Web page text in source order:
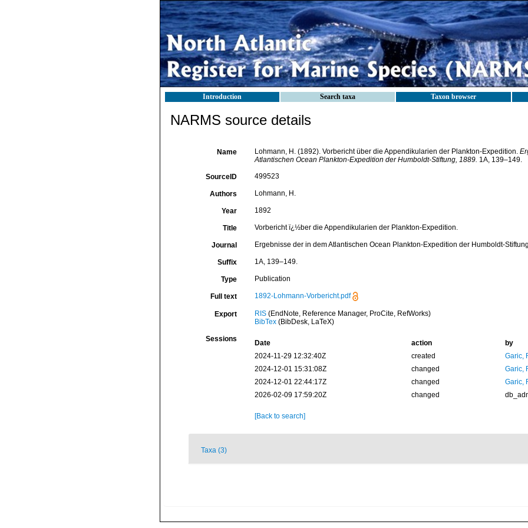
Introduction Search taxa Taxon browser
NARMS source details
Name Lohmann, H. (1892). Vorbericht über die Appendikularien der Plankton-Expedition.
Atlantischen Ocean Plankton-Expedition der Humboldt-Stiftung, 1889. 1A, 139–149.
SourceID 499523
Authors Lohmann, H.
Year 1892
Title Vorbericht ï¿½ber die Appendikularien der Plankton-Expedition.
Journal Ergebnisse der in dem Atlantischen Ocean Plankton-Expedition der Humboldt-
Suffix 1A, 139–149.
Type Publication
Full text 1892-Lohmann-Vorbericht.pdf
Export RIS(EndNote, Reference Manager, ProCite, RefWorks)
BibTex(BibDesk, LaTeX)
Sessions Date action
by
2024-11-29 12:32:40Z
created
Garic,
2024-12-01 15:31:08Z
changed
Garic,
2024-12-01 22:44:17Z
changed
Garic,
2026-02-09 17:59:20Z
changed
[Back to search]
Taxa (3)